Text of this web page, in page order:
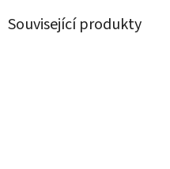
Související produkty